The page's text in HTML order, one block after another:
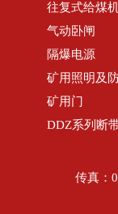
往复式给煤
气动卧闸
隔爆电源
矿用照明及
矿用门
DDZ系列断
传真：